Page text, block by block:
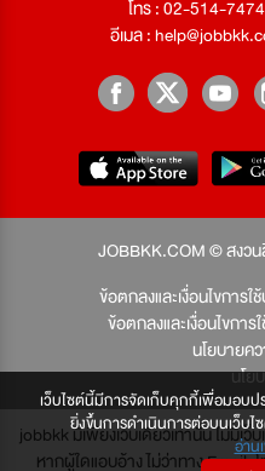
เว็บไซต์นี้มีการจัดเก็บคุกกี้เพื่อมอบป
ยิ่งขึ้นการดำเนินการต่อบนเว็บ
อ่าน
โทร : 02-514-
อีเมล :
JOBBKK.COM © สงว
ข้อตกลงและเงื่อนไขการ
ข้อตกลงและเงื่อนไขกา
นโยบายค
นโย
jobbkk มีเพียงเว็บเดียวเท่านั้น ไม่มีเ
หากผู้ใดแอบอ้าง ไม่ว่าทาง